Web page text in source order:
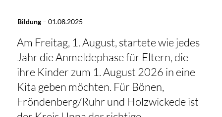
Bildung– 01.08.2025
Am Freitag, 1. August, startete wie jedes
Jahr die Anmeldephase für Eltern, die
ihre Kinder zum 1. August 2026 in eine
Kita geben möchten. Für Bönen,
Fröndenberg/Ruhr und Holzwickede ist